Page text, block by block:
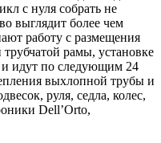
с нуля собрать не
выглядит более чем
работу с размещения
рамы, установке
и идут по следующим 24
выхлопной трубы и
руля, седла, колес,
Dell’Orto,